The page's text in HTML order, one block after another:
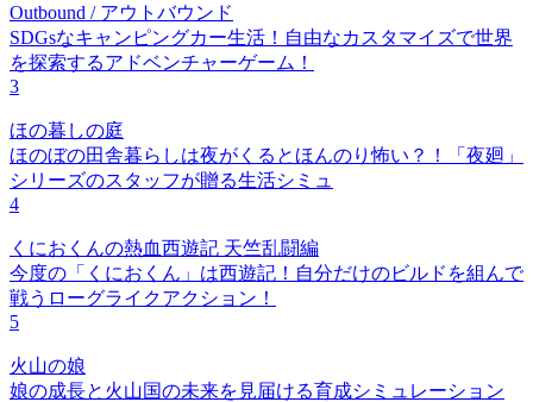
Outbound / アウトバウンド
SDGsなキャンピングカー生活！自由なカスタマイズで世界
を探索するアドベンチャーゲーム！
3
ほの暮しの庭
ほのぼの田舎暮らしは夜がくるとほんのり怖い？！「夜廻」
シリーズのスタッフが贈る生活シミュ
4
くにおくんの熱血西遊記 天竺乱闘編
今度の「くにおくん」は西遊記！自分だけのビルドを組んで
戦うローグライクアクション！
5
火山の娘
娘の成長と火山国の未来を見届ける育成シミュレーション